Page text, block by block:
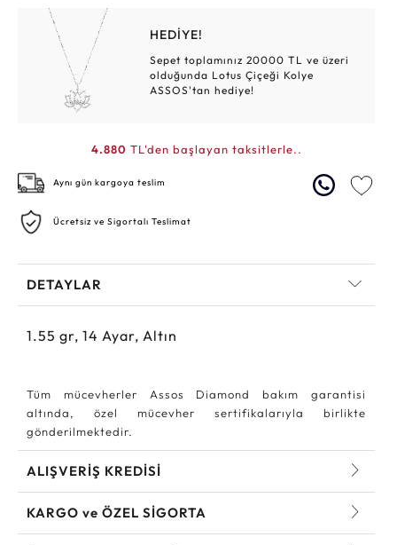
HEDİYE!
Sepet toplamınız 20000 TL ve üzeri
olduğunda Lotus Çiçeği Kolye
ASSOS'tan hediye!
4.880 TL'den başlayan taksitlerle..
Aynı gün kargoya teslim
Ücretsiz ve Sigortalı Teslimat
DETAYLAR
1.55 gr, 14 Ayar, Altın
Tüm mücevherler Assos Diamond bakım garantisi
altında, özel mücevher sertifikalarıyla birlikte
gönderilmektedir.
ALIŞVERİŞ KREDİSİ
KARGO ve ÖZEL SİGORTA